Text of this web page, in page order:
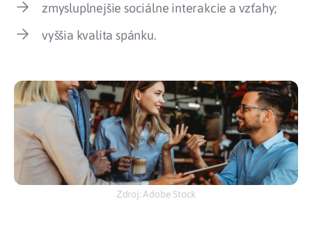
zmysluplnejšie sociálne interakcie a vzťahy;
vyššia kvalita spánku.
Zdroj: Adobe Stock